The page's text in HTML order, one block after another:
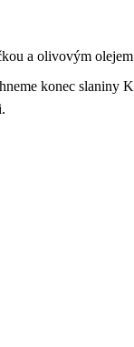
a olivovým
konec slaniny